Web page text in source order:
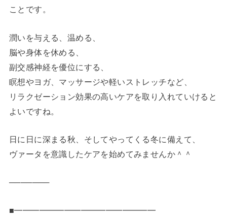
ことです。
潤いを与える、温める、
脳や身体を休める、
副交感神経を優位にする、
瞑想やヨガ、マッサージや軽いストレッチなど、
リラクゼーション効果の高いケアを取り入れていけると
よいですね。
日に日に深まる秋、そしてやってくる冬に備えて、
ヴァータを意識したケアを始めてみませんか＾＾
───────
■━━━━━━━━━━━━━━━━━